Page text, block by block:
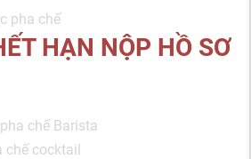
HẠN NỘP HỒ SƠ
pha chế
chế Barista
chế cocktail